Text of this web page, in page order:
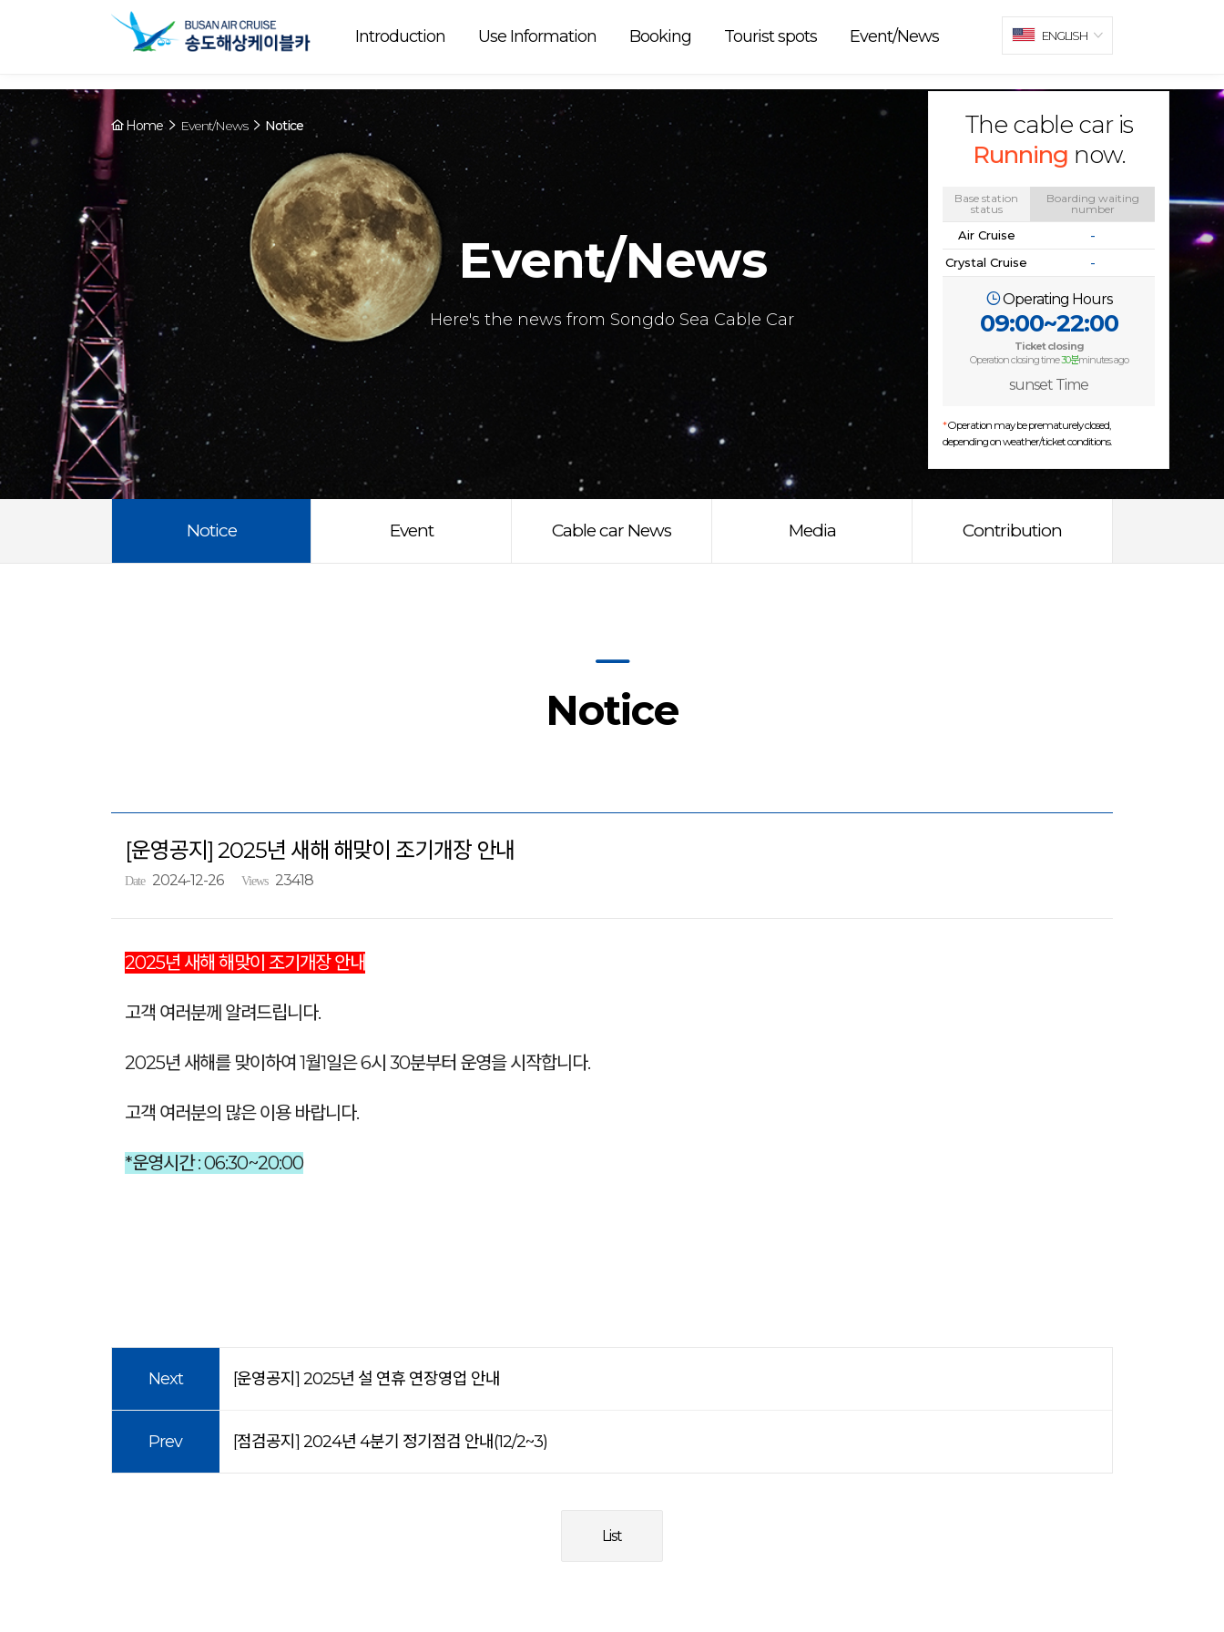
Array ( [0] => YY [1] => 09:00~22:00 [2] => Running [3] => The cable car is
now. [4] => Y [5] => - [6] => - )
The cable car is
Running now.
Base station
status
Boarding waiting
number
Air Cruise
-
Crystal Cruise
-
Operating Hours
09:00~22:00
Ticket closing
Operation closing time30분minutes ago
sunset Time
*Operation may be prematurely closed,
depending on weather/ticket conditions.
Introduction Use Information Booking Tourist spots Event/News ENGLISH
Home Event/News Notice
Event/News
Here's the news from Songdo Sea Cable Car
Notice Event Cable car News Media Contribution
Notice
[운영공지] 2025년 새해 해맞이 조기개장 안내
Date 2024-12-26 Views 23418
2025년 새해 해맞이 조기개장 안내
고객 여러분께 알려드립니다.
2025년 새해를 맞이하여 1월1일은 6시 30분부터 운영을 시작합니다.
고객 여러분의 많은 이용 바랍니다.
*운영시간 : 06:30~20:00
Next [운영공지] 2025년 설 연휴 연장영업 안내
Prev [점검공지] 2024년 4분기 정기점검 안내(12/2~3)
List